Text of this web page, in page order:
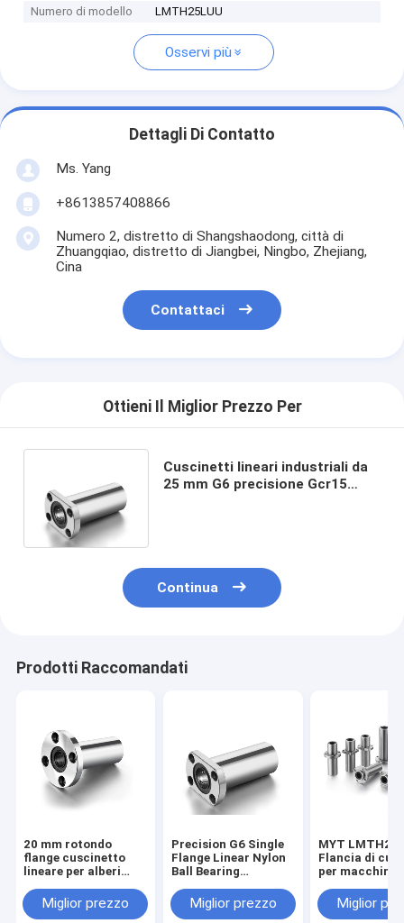
Numero di modello
LMTH25LUU
Osservi più
Dettagli Di Contatto
Ms. Yang
+8613857408866
Numero 2, distretto di Shangshaodong, città di
Zhuangqiao, distretto di Jiangbei, Ningbo, Zhejiang,
Cina
Contattaci
Ottieni Il Miglior Prezzo Per
Cuscinetti lineari industriali da
25 mm G6 precisione Gcr15
Continua
Prodotti Raccomandati
20 mm rotondo
flange cuscinetto
lineare per alberi
anticorrosivo
Miglior prezzo
Precision G6 Single
Flange Linear Nylon
Ball Bearing
stampante 3D in
ceramica
Miglior prezzo
MYT
Flancia di
per macchine
Miglior